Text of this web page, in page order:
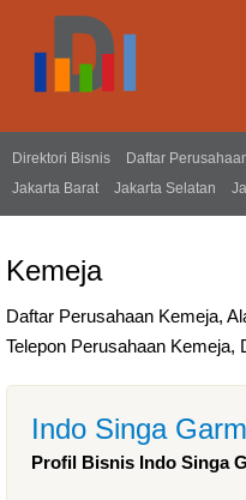
Direktori Bisnis Daftar
Jakarta Barat
Jakarta Selatan
Kemeja
Daftar Perusahaan Kemeja,
Telepon Perusahaan Kemeja,
Indo Singa
Profil Bisnis Indo Singa